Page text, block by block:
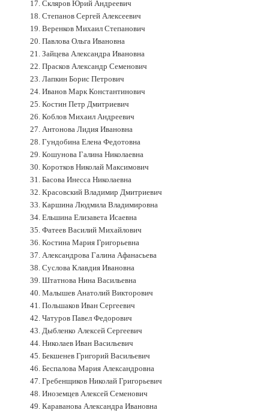
17. Скляров Юрий Андреевич
18. Степанов Сергей Алексеевич
19. Веренков Михаил Степанович
20. Павлова Ольга Ивановна
21. Зайцева Александра Ивановна
22. Прасков Александр Семенович
23. Лапкин Борис Петрович
24. Иванов Марк Константинович
25. Костин Петр Дмитриевич
26. Коблов Михаил Андреевич
27. Антонова Лидия Ивановна
28. Гундобина Елена Федотовна
29. Кошунова Галина Николаевна
30. Коротков Николай Максимович
31. Басова Инесса Николаевна
32. Красовский Владимир Дмитриевич
33. Каршина Людмила Владимировна
34. Ельшина Елизавета Исаевна
35. Фатеев Василий Михайлович
36. Костина Мария Григорьевна
37. Александрова Галина Афанасьева
38. Суслова Клавдия Ивановна
39. Штатнова Нина Васильевна
40. Малышев Анатолий Викторович
41. Польшаков Иван Сергеевич
42. Чатуров Павел Федорович
43. Дыбленко Алексей Сергеевич
44. Николаев Иван Васильевич
45. Бекшенев Григорий Васильевич
46. Беспалова Мария Александровна
47. Гребенщиков Николай Григорьевич
48. Иноземцев Алексей Семенович
49. Караванова Александра Ивановна